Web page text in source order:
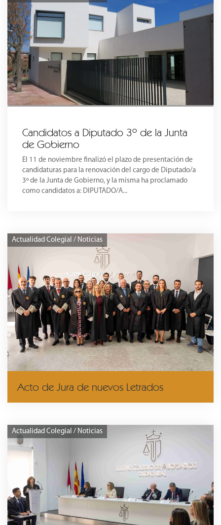
Candidatos a Diputado 3º de la Junta
de Gobierno
El 11 de noviembre finalizó el plazo de presentación de
candidaturas para la renovación del cargo de Diputado/a
3º de la Junta de Gobierno, y la misma ha proclamado
como candidatos a: DIPUTADO/A...
Actualidad Colegial / Noticias
Acto de Jura de nuevos Letrados
Actualidad Colegial / Noticias